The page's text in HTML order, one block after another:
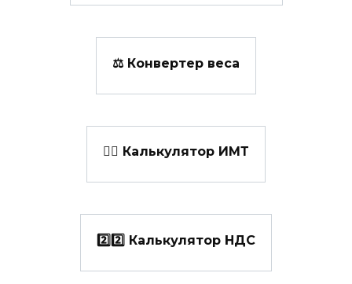
⚖️ Конвертер веса
👩‍⚕️ Калькулятор ИМТ
2️⃣2️⃣ Калькулятор НДС